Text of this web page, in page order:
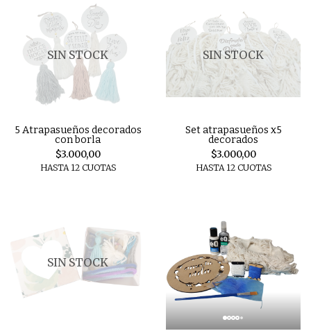
SIN STOCK
5 Atrapasueños decorados
con borla
$3.000,00
HASTA 12 CUOTAS
SIN STOCK
Set atrapasueños x5
decorados
$3.000,00
HASTA 12 CUOTAS
SIN STOCK